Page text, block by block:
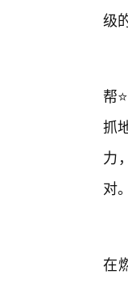
级
帮
抓
力
对。
在